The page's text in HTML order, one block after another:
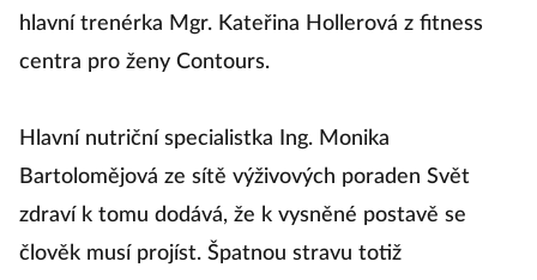
hlavní trenérka Mgr. Kateřina Hollerová z fitness
centra pro ženy Contours.
Hlavní nutriční specialistka Ing. Monika
Bartolomějová ze sítě výživových poraden Svět
zdraví k tomu dodává, že k vysněné postavě se
člověk musí projíst. Špatnou stravu totiž